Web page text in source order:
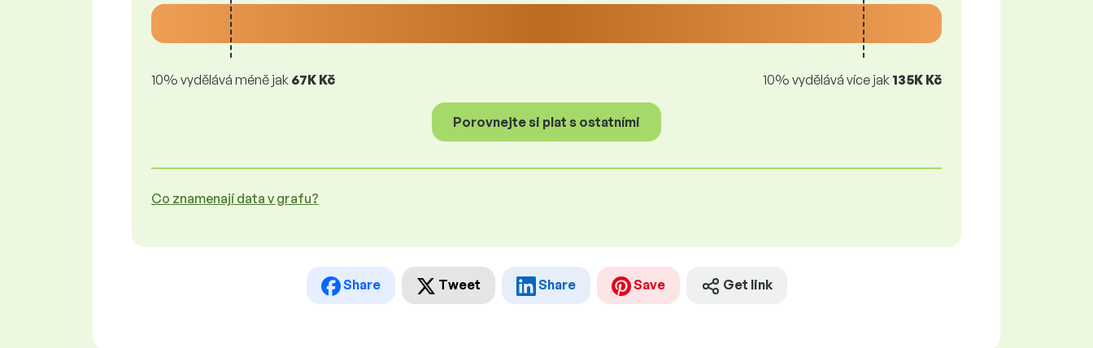
10% vydělává méně jak 67K Kč 10% vydělává více jak 135K Kč
Porovnejte si plat s ostatními
Co znamenají data v grafu?
Share Tweet Share Save Get link